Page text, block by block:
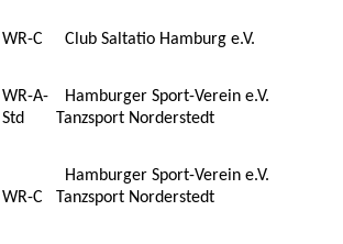
WR-C Club Saltatio Hamburg e.V.
WR-A-
Std
Hamburger Sport-Verein e.V.
Tanzsport Norderstedt
WR-C
Hamburger Sport-Verein e.V.
Tanzsport Norderstedt